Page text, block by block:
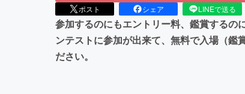
ポスト シェア LINEで送る
参加するのにもエントリー料、鑑賞するの
ンテストに参加が出来て、無料で入場（鑑
ださい。